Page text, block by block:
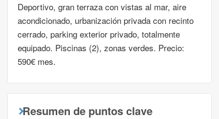
Deportivo, gran terraza con vistas al mar, aire
acondicionado, urbanización privada con recinto
cerrado, parking exterior privado, totalmente
equipado. Piscinas (2), zonas verdes. Precio:
590€ mes.
Resumen de puntos clave